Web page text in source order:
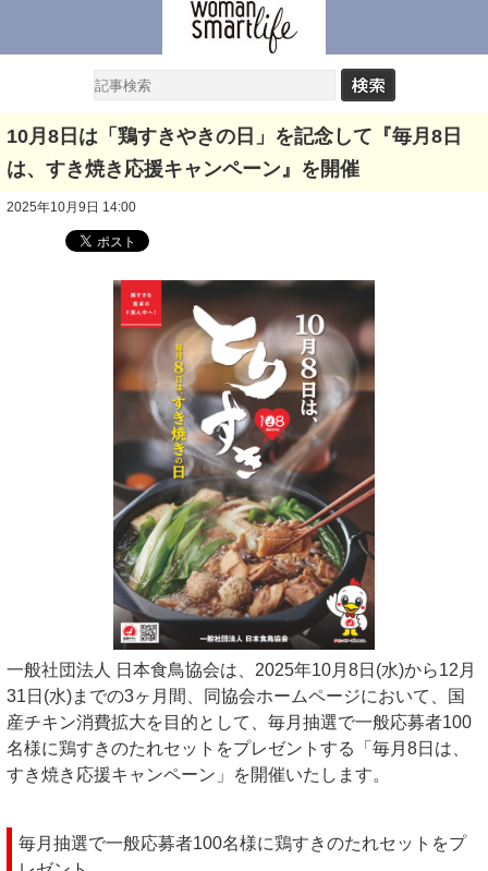
10月8日は「鶏すきやきの日」を記念して『毎月8日
は、すき焼き応援キャンペーン』を開催
2025年10月9日 14:00
一般社団法人 日本食鳥協会は、2025年10月8日(水)から12月
31日(水)までの3ヶ月間、同協会ホームページにおいて、国
産チキン消費拡大を目的として、毎月抽選で一般応募者100
名様に鶏すきのたれセットをプレゼントする「毎月8日は、
すき焼き応援キャンペーン」を開催いたします。
毎月抽選で一般応募者100名様に鶏すきのたれセットをプ